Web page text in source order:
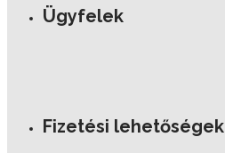
Ügyfelek
Fizetési lehetőségek